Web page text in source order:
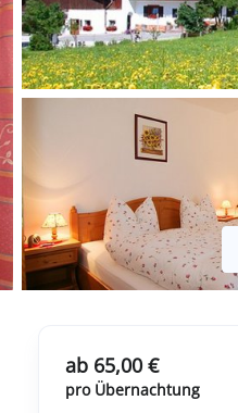
ab 65,00 €
pro Übernachtung